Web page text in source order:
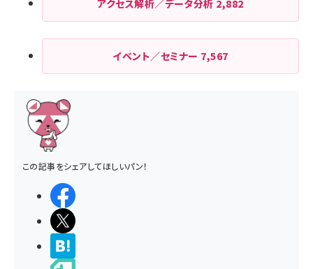
アクセス解析／データ分析 2,882
イベント／セミナー 7,567
この記事をシェアしてほしいパン！